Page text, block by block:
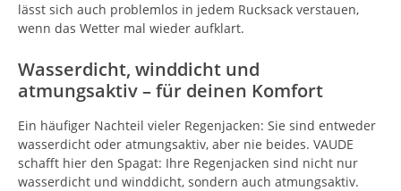
lässt sich auch problemlos in jedem Rucksack verstauen,
wenn das Wetter mal wieder aufklart.
Wasserdicht, winddicht und
atmungsaktiv – für deinen Komfort
Ein häufiger Nachteil vieler Regenjacken: Sie sind entweder
wasserdicht oder atmungsaktiv, aber nie beides. VAUDE
schafft hier den Spagat: Ihre Regenjacken sind nicht nur
wasserdicht und winddicht, sondern auch atmungsaktiv.